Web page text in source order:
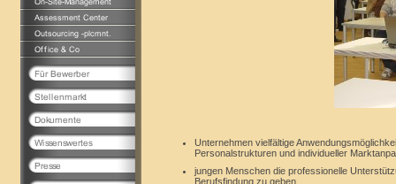
Unternehmen vielfältige
Personalstrukturen und individueller
jungen Menschen die professionelle
Berufsfindung zu geben